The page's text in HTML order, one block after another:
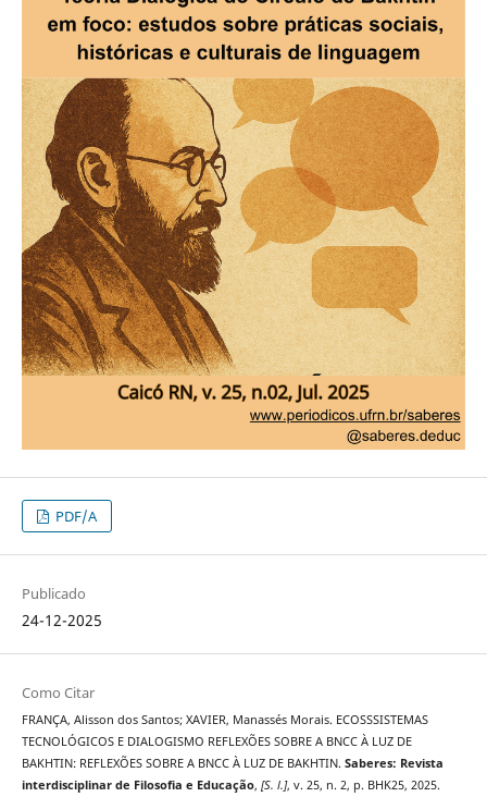
PDF/A
Publicado
24-12-2025
Como Citar
FRANÇA, Alisson dos Santos; XAVIER, Manassés Morais. ECOSSSISTEMAS
TECNOLÓGICOS E DIALOGISMO REFLEXÕES SOBRE A BNCC À LUZ DE
BAKHTIN: REFLEXÕES SOBRE A BNCC À LUZ DE BAKHTIN. Saberes: Revista
interdisciplinar de Filosofia e Educação, [S. l.], v. 25, n. 2, p. BHK25, 2025.